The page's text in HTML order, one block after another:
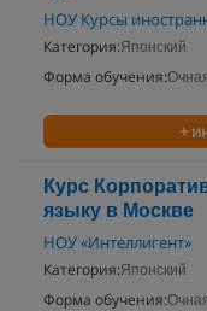
НОУ Курсы
Категория:Японский
Форма обучения:
+
Курс
языку в Москве
НОУ «Интеллигент»
Категория:Японский
Форма обучения: